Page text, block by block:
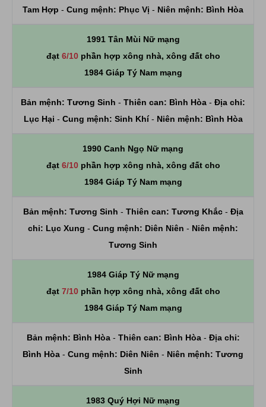
Tam Hợp - Cung mệnh: Phục Vị - Niên mệnh: Bình Hòa
1991 Tân Mùi Nữ mạng
đạt 6/10phần hợp xông nhà, xông đất cho
1984 Giáp Tý Nam mạng
Bản mệnh: Tương Sinh - Thiên can: Bình Hòa - Địa chi:
Lục Hại - Cung mệnh: Sinh Khí- Niên mệnh: Bình Hòa
1990 Canh Ngọ Nữ mạng
đạt 6/10phần hợp xông nhà, xông đất cho
1984 Giáp Tý Nam mạng
Bản mệnh: Tương Sinh - Thiên can: Tương Khắc- Địa
chi: Lục Xung - Cung mệnh: Diên Niên - Niên mệnh:
Tương Sinh
1984 Giáp Tý Nữ mạng
đạt 7/10phần hợp xông nhà, xông đất cho
1984 Giáp Tý Nam mạng
Bản mệnh: Bình Hòa- Thiên can: Bình Hòa- Địa chi:
Bình Hòa - Cung mệnh: Diên Niên - Niên mệnh: Tương
Sinh
1983 Quý Hợi Nữ mạng